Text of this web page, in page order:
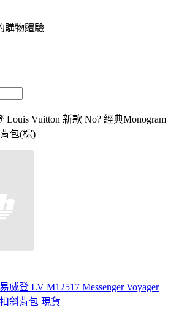
購物體驗
Louis Vuitton 新款 No? 經典Monogram
包(棕)
威登 LV M12517 Messenger Voyager
斜背包 現貨